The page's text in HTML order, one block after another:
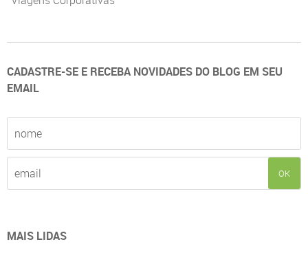
CADASTRE-SE E RECEBA NOVIDADES DO BLOG EM SEU
EMAIL
OK
MAIS LIDAS